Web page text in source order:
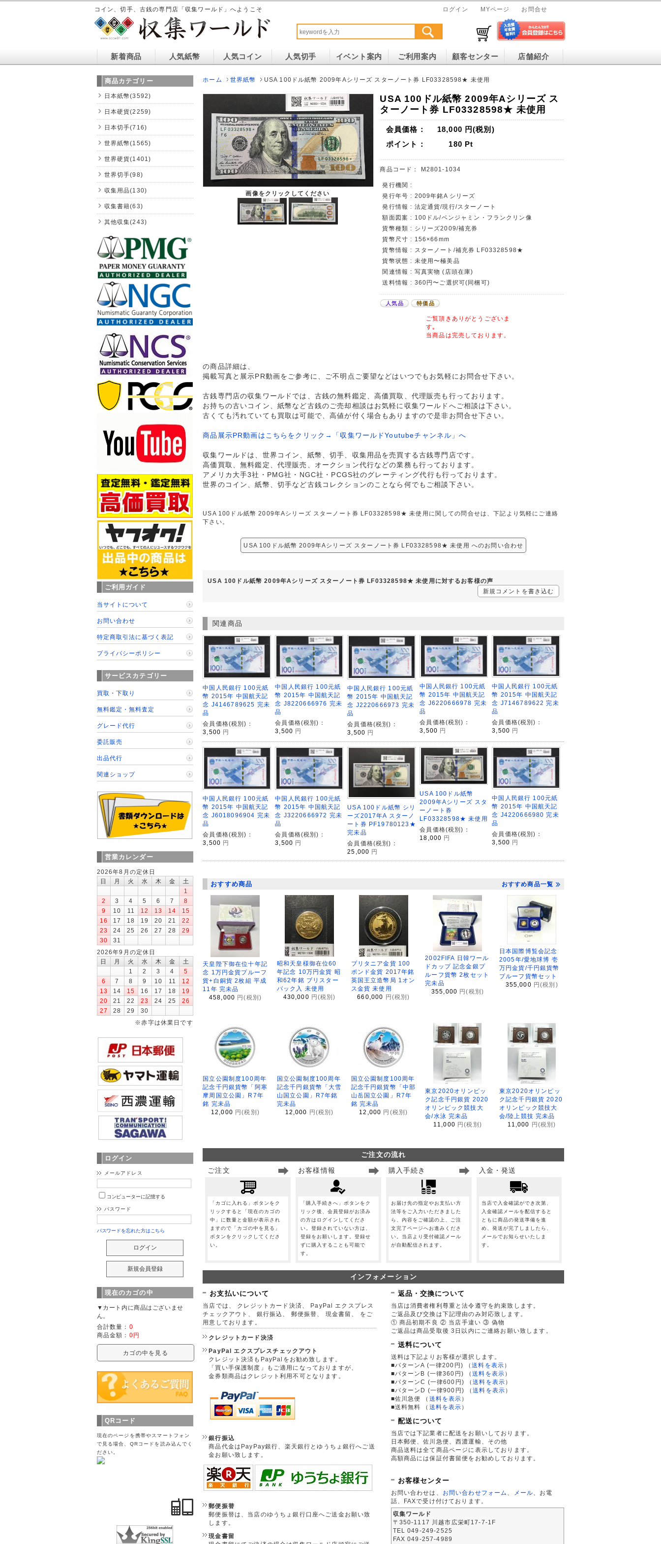
コイン、切手、古銭の専門店「収集ワールド」へようこそ ログイン MYページ お問合せ
新着商品 人気紙幣 人気コイン 人気切手 イベント案内 ご利用案内 顧客センター 店舗紹介
ホーム 世界紙幣 USA 100ドル紙幣 2009年Aシリーズ スターノート券 LF03328598★ 未使用
画像をクリックしてください
USA 100ドル紙幣 2009年Aシリーズ ス
ターノート券 LF03328598★ 未使用
会員価格： 18,000 円(税別)
ポイント：
180 Pt
商品コード： M2801-1034
発行機関 :
発行年号 : 2009年銘A シリーズ
発行情報 : 法定通貨/現行/スターノート
額面図案 : 100ドル/ベンジャミン・フランクリン像
貨幣種類 : シリーズ2009/補充券
貨幣尺寸 : 156×66mm
貨幣情報 : スターノート/補充券 LF03328598★
貨幣状態 : 未使用〜極美品
関連情報 : 写真実物 (店頭在庫)
送料情報 : 360円〜ご選択可(同梱可)
人気品 特価品
ご覧頂きありがとうございま
す｡
当商品は完売しております。
の商品詳細は、
掲載写真と展示PR動画をご参考に、ご不明点ご要望などはいつでもお気軽にお問合せ下さい。
古銭専門店の収集ワールドでは、古銭の無料鑑定、高価買取、代理販売も行っております。
お持ちの古いコイン、紙幣など古銭のご売却相談はお気軽に収集ワールドへご相談は下さい。
古くても汚れていても買取は可能で、高値が付く場合もありますので是非お問合せ下さい。
商品展示PR動画はこちらをクリック→「収集ワールドYoutubeチャンネル」へ
収集ワールドは、世界コイン、紙幣、切手、収集用品を売買する古銭専門店です。
高価買取、無料鑑定、代理販売、オークション代行などの業務も行っております。
アメリカ大手3社・PMG社・NGC社・PCGS社のグレーティング代行も行っております。
世界のコイン、紙幣、切手など古銭コレクションのことなら何でもご相談下さい。
USA 100ドル紙幣 2009年Aシリーズ スターノート券 LF03328598★ 未使用に関しての問合せは、下記より気軽にご連絡
下さい。
USA 100ドル紙幣 2009年Aシリーズ スターノート券 LF03328598★ 未使用 へのお問い合わせ
USA 100ドル紙幣 2009年Aシリーズ スターノート券 LF03328598★ 未使用に対するお客様の声
新規コメントを書き込む
関連商品
中国人民銀行 100元紙
幣 2015年 中国航天記
念 J4146789625 完未
品
会員価格(税別)：
3,500 円
中国人民銀行 100元紙
幣 2015年 中国航天記
念 J8220666976 完未
品
会員価格(税別)：
3,500 円
中国人民銀行 100元紙
幣 2015年 中国航天記
念 J2220666973 完未
品
会員価格(税別)：
3,500 円
中国人民銀行 100元紙
幣 2015年 中国航天記
念 J6220666978 完未
品
会員価格(税別)：
3,500 円
中国人民銀行 100元紙
幣 2015年 中国航天記
念 J7146789622 完未
品
会員価格(税別)：
3,500 円
中国人民銀行 100元紙
幣 2015年 中国航天記
念 J6018096904 完未
品
会員価格(税別)：
3,500 円
中国人民銀行 100元紙
幣 2015年 中国航天記
念 J3220666972 完未
品
会員価格(税別)：
3,500 円
USA 100ドル紙幣 シリ
ーズ2017年A スターノ
ート券 PF19780123★
完未品
会員価格(税別)：
25,000 円
USA 100ドル紙幣
2009年Aシリーズ スタ
ーノート券
LF03328598★ 未使用
会員価格(税別)：
18,000 円
中国人民銀行 100元紙
幣 2015年 中国航天記
念 J4220666980 完未
品
会員価格(税別)：
3,500 円
おすすめ商品 おすすめ商品一覧
天皇陛下御在位十年記
念 1万円金貨プルーフ
貨+白銅貨 2枚組 平成
11年 完未品
458,000 円(税別)
昭和天皇様御在位60
年記念 10万円金貨 昭
和62年銘 ブリスター
パック入 未使用
430,000 円(税別)
ブリタニア金貨 100
ポンド金貨 2017年銘
英国王立造幣局 1オン
ス金貨 未使用
660,000
円(税別)
2002FIFA 日韓ワール
ドカップ 記念金銀プ
ルーフ貨幣 2枚セット
完未品
355,000 円(税別)
日本国際博覧会記念
2005年/愛地球博 壱
万円金貨/千円銀貨幣
プルーフ貨幣セット
355,000 円(税別)
国立公園制度100周年
記念千円銀貨幣「阿寒
摩周国立公園」R7年
銘 完未品
12,000 円(税別)
国立公園制度100周年
記念千円銀貨幣「大雪
山国立公園」R7年銘
完未品
12,000 円(税別)
国立公園制度100周年
記念千円銀貨幣「中部
山岳国立公園」R7年
銘 完未品
12,000 円(税別)
東京2020オリンピッ
ク記念千円銀貨 2020
オリンピック競技大
会/水泳 完未品
11,000 円(税別)
東京2020オリンピッ
ク記念千円銀貨 2020
オリンピック競技大
会/陸上競技 完未品
11,000 円(税別)
ご注文の流れ
ご注文
「カゴに入れる」ボタンをク
リックすると「現在のカゴの
中」に数量と金額が表示され
ますので「カゴの中を見る」
ボタンをクリックしてくださ
い。
お客様情報
「購入手続きへ」ボタンをク
リック後、会員登録がお済み
の方はログインしてくださ
い。登録されていない方は、
登録をお願いします。登録せ
ずに購入することも可能で
す。
購入手続き
お届け先の指定やお支払い方
法等をご入力いただきました
ら、内容をご確認の上、ご注
文完了ページへお進みくださ
い。当店より受付確認メール
が自動配信されます。
入金・発送
当店で入金確認ができ次第、
入金確認メールを配信すると
ともに商品の発送準備を進
め、発送が完了しましたら、
メールでお知らせいたしま
す。
インフォメーション
お支払いについて
当店では、 クレジットカード決済、 PayPal エクスプレス
チェックアウト、 銀行振込、 郵便振替、 現金書留、 をご
用意しております。
クレジットカード決済
PayPal エクスプレスチェックアウト
クレジット決済もPayPalをお勧め致します。
「買い手保護制度」もご適用になっておりますが、
金券類商品はクレジット利用不可となります。
銀行振込
商品代金はPayPay銀行、楽天銀行とゆうちょ銀行へご送
金お願い致します。
郵便振替
郵便振替は、当店のゆうちょ銀行口座へご送金お願い致
します。
現金書留
返品・交換について
当店は消費者権利尊重と法令遵守を約束致します。
ご返品及び交換は下記理由のみ対応致します。
① 商品初期不良 ② 当店手違い ③ 偽物
ご返品は商品受取後 3日以内にご連絡お願い致します。
送料について
送料は下記よりお客様が選択します。
■パターンA (一律200円)
（送料を表示 ）
■パターンB (一律360円)
（送料を表示 ）
■パターンC (一律600円)
（送料を表示 ）
■パターンD (一律900円)
（送料を表示 ）
■佐川急便
（ 送料を表示 ）
■送料無料
（ 送料を表示 ）
配送について
当店では下記業者に配送をお願いしております。
日本郵便、佐川急便、西濃運輸、その他
商品送料は全て商品ページに表示しております。
高額商品には保証付書留便をお勧めしております。
お客様センター
お問い合わせは、 お問い合わせフォーム メール 、お電
話、FAXで受け付けております。
収集ワールド
〒350-1117 川越市広栄町17-7-1F
TEL 049-249-2525
FAX 049-257-4989
商品カテゴリー
日本紙幣(3592)
日本硬貨(2259)
日本切手(716)
世界紙幣(1565)
世界硬貨(1401)
世界切手(98)
収集用品(130)
収集書籍(63)
其他収集(243)
ご利用ガイド
当サイトについて
お問い合わせ
特定商取引法に基づく表記
プライバシーポリシー
サービスカテゴリー
買取・下取り
無料鑑定・無料査定
グレード代行
委託販売
出品代行
関連ショップ
営業カレンダー
2026年8月の定休日
日
月 火 水 木 金
土
1
2
3 4 5 6 7
8
9
10 11 12 13 14
15
16
17 18 19 20 21
22
23
24 25 26 27 28
29
30
31
2026年9月の定休日
日
月 火 水 木 金
土
1
2 3 4
5
6
7 8 9 10 11
12
13
14 15 16 17 18
19
20
21 22 23 24 25
26
27
28 29
30
※赤字は休業日です
ログイン
メールアドレス
コンピューターに記憶する
パスワード
パスワードを忘れた方はこちら
現在のカゴの中
▼カート内に商品はございませ
ん。
合計数量： 0
商品金額： 0円
カゴの中を見る
QRコード
現在のページを携帯やスマートフォン
で見る場合、QRコードを読み込んでく
ださい。